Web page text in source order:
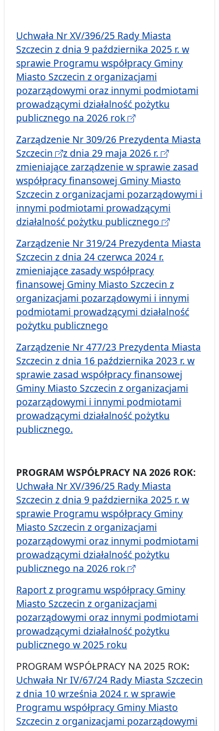
Uchwała Nr XV/396/25 Rady Miasta
Szczecin z dnia 9 października 2025 r. w
sprawie Programu współpracy Gminy
Miasto Szczecin z organizacjami
pozarządowymi oraz innymi podmiotami
prowadzącymi działalność pożytku
publicznego na 2026 rok
Zarządzenie Nr 309/26 Prezydenta Miasta
Szczecin
z dnia 29 maja 2026 r.
zmieniające zarządzenie w sprawie zasad
współpracy finansowej Gminy Miasto
Szczecin z organizacjami pozarządowymi i
innymi podmiotami prowadzącymi
działalność pożytku publicznego
Zarządzenie Nr 319/24 Prezydenta Miasta
Szczecin z dnia 24 czerwca 2024 r.
zmieniające zasady współpracy
finansowej Gminy Miasto Szczecin z
organizacjami pozarządowymi i innymi
podmiotami prowadzącymi działalność
pożytku publicznego
Zarządzenie Nr 477/23 Prezydenta Miasta
Szczecin z dnia 16 października 2023 r. w
sprawie zasad współpracy finansowej
Gminy Miasto Szczecin z organizacjami
pozarządowymi i innymi podmiotami
prowadzącymi działalność pożytku
publicznego.
PROGRAM WSPÓŁPRACY NA 2026 ROK:
Uchwała Nr XV/396/25 Rady Miasta
Szczecin z dnia 9 października 2025 r. w
sprawie Programu współpracy Gminy
Miasto Szczecin z organizacjami
pozarządowymi oraz innymi podmiotami
prowadzącymi działalność pożytku
publicznego na 2026 rok
Raport z programu współpracy Gminy
Miasto Szczecin z organizacjami
pozarządowymi oraz innymi podmiotami
prowadzącymi działalność pożytku
publicznego w 2025 roku
PROGRAM WSPÓŁPRACY NA 2025 ROK:
Uchwała Nr IV/67/24 Rady Miasta Szczecin
z dnia 10 września 2024 r. w sprawie
Programu współpracy Gminy Miasto
Szczecin z organizacjami pozarządowymi